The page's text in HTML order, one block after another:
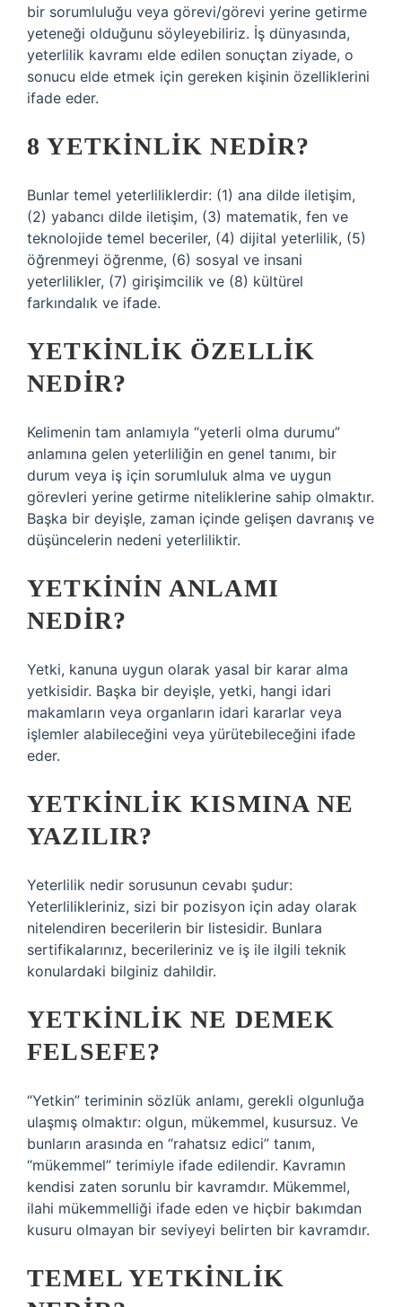
bir sorumluluğu veya görevi/görevi yerine getirme
yeteneği olduğunu söyleyebiliriz. İş dünyasında,
yeterlilik kavramı elde edilen sonuçtan ziyade, o
sonucu elde etmek için gereken kişinin özelliklerini
ifade eder.
8 YETKINLIK NEDIR?
Bunlar temel yeterliliklerdir: (1) ana dilde iletişim,
(2) yabancı dilde iletişim, (3) matematik, fen ve
teknolojide temel beceriler, (4) dijital yeterlilik, (5)
öğrenmeyi öğrenme, (6) sosyal ve insani
yeterlilikler, (7) girişimcilik ve (8) kültürel
farkındalık ve ifade.
YETKINLIK ÖZELLIK
NEDIR?
Kelimenin tam anlamıyla “yeterli olma durumu”
anlamına gelen yeterliliğin en genel tanımı, bir
durum veya iş için sorumluluk alma ve uygun
görevleri yerine getirme niteliklerine sahip olmaktır.
Başka bir deyişle, zaman içinde gelişen davranış ve
düşüncelerin nedeni yeterliliktir.
YETKININ ANLAMI
NEDIR?
Yetki, kanuna uygun olarak yasal bir karar alma
yetkisidir. Başka bir deyişle, yetki, hangi idari
makamların veya organların idari kararlar veya
işlemler alabileceğini veya yürütebileceğini ifade
eder.
YETKINLIK KISMINA NE
YAZILIR?
Yeterlilik nedir sorusunun cevabı şudur:
Yeterlilikleriniz, sizi bir pozisyon için aday olarak
nitelendiren becerilerin bir listesidir. Bunlara
sertifikalarınız, becerileriniz ve iş ile ilgili teknik
konulardaki bilginiz dahildir.
YETKINLIK NE DEMEK
FELSEFE?
“Yetkin” teriminin sözlük anlamı, gerekli olgunluğa
ulaşmış olmaktır: olgun, mükemmel, kusursuz. Ve
bunların arasında en “rahatsız edici” tanım,
“mükemmel” terimiyle ifade edilendir. Kavramın
kendisi zaten sorunlu bir kavramdır. Mükemmel,
ilahi mükemmelliği ifade eden ve hiçbir bakımdan
kusuru olmayan bir seviyeyi belirten bir kavramdır.
TEMEL YETKINLIK